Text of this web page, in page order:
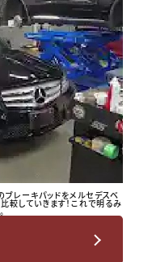
レーキパッドをメルセデスベ
較していきます！これで明るみ